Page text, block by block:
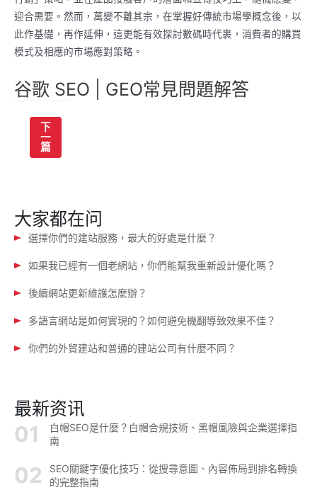
迎合需要。然而，萬變不離其宗，在掌握好傳統市場學概念後，以
此作基礎，再作延伸，這更能有效探討數碼時代裹，消費者的購買
模式及相應的市場應對策略。
谷歌 SEO | GEO常見問題解答
下
一
篇
大家都在问
選擇你們的建站服務，最大的好處是什麼？
如果我已經有一個老網站，你們能幫我重新設計優化嗎？
後續網站更新維護怎麼辦？
多語言網站是如何實現的？如何避免機翻導致效果不佳？
你們的外貿建站和普通的建站公司有什麼不同？
最新资讯
白帽SEO是什麼？白帽合規技術、黑帽風險與企業選擇指
南
SEO關鍵字優化技巧：從搜尋意圖、內容佈局到排名轉換
的完整指南